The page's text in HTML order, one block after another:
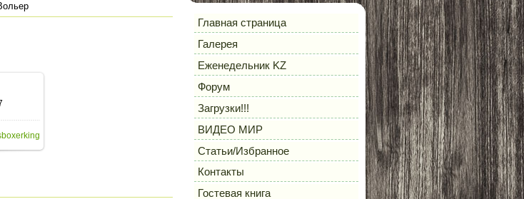
Главная страница
Галерея
Еженедельник KZ
Форум
Загрузки!!!
ВИДЕО МИР
Статьи/Избранное
Контакты
Гостевая книга